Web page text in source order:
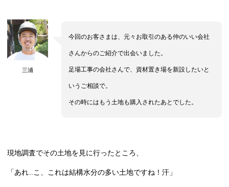
三浦
今回のお客さまは、元々お取引のある仲のいい会社
さんからのご紹介で出会いました。
足場工事の会社さんで、資材置き場を新設したいと
いうご相談で。
その時にはもう土地も購入されたあとでした。
現地調査でその土地を見に行ったところ、
「あれ…こ、これは結構水分の多い土地ですね！汗」